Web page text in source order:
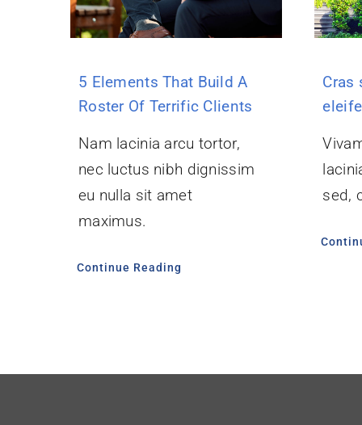
5 Elements That Build A
Roster Of Terrific Clients
Nam lacinia arcu tortor,
nec luctus nibh dignissim
eu nulla sit amet
maximus.
Continue Reading
Cras
sed,